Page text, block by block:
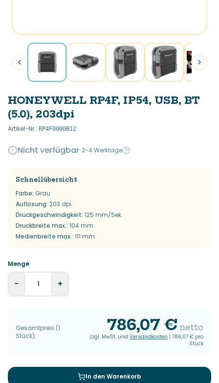
HONEYWELL RP4F, IP54, USB, BT
(5.0), 203dpi
Artikel-Nr.: RP4F0000B12
Nicht verfügbar· 2-4 Werktage
Schnellübersicht
Farbe: Grau
Auflösung: 203 dpi
Druckgeschwindigkeit: 125 mm/Sek.
Druckbreite max.: 104 mm
Medienbreite max.: 111 mm
Menge
− +
Gesamtpreis (1
Stück):
786,07 € netto
zzgl. MwSt. und Versandkosten | 786,07 € pro
Stück
In den Warenkorb